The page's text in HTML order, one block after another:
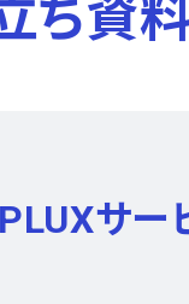
ち資
PLUXサ